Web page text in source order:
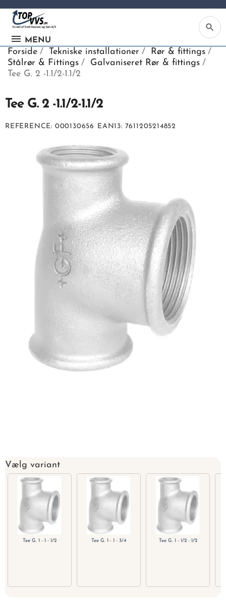
MENU
search
Forside Tekniske installationer
Rør & fittings
Stålrør & Fittings
Galvaniseret Rør & fittings
Tee G. 2 -1.1/2-1.1/2
Tee G. 2 -1.1/2-1.1/2
REFERENCE 000130656 EAN13 7611205214852
Vælg variant
Tee G. 1 - 1 - 1/2 Tee G. 1 - 1 - 3/4 Tee G. 1 - 1/2 - 1/2